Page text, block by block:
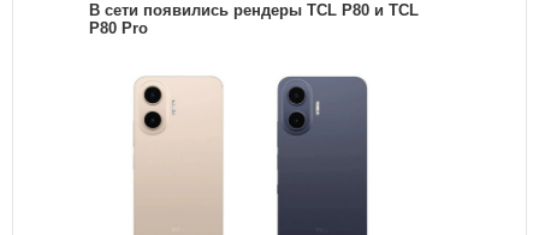
В сети появились рендеры TCL P80 и TCL
P80 Pro